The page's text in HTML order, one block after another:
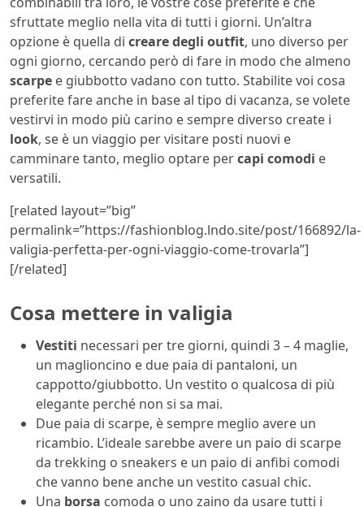
sfruttate meglio nella vita di tutti i giorni. Un’altra
opzione è quella di creare degli outfit, uno diverso per
ogni giorno, cercando però di fare in modo che almeno
scarpe e giubbotto vadano con tutto. Stabilite voi cosa
preferite fare anche in base al tipo di vacanza, se volete
vestirvi in modo più carino e sempre diverso create i
look, se è un viaggio per visitare posti nuovi e
camminare tanto, meglio optare percapi comodi e
versatili.
[related layout=”big”
permalink=”https://fashionblog.lndo.site/post/166892/la-
valigia-perfetta-per-ogni-viaggio-come-trovarla”]
[/related]
Cosa mettere in valigia
Vestiti necessari per tre giorni, quindi 3 – 4 maglie,
un maglioncino e due paia di pantaloni, un
cappotto/giubbotto. Un vestito o qualcosa di più
elegante perché non si sa mai.
Due paia di scarpe, è sempre meglio avere un
ricambio. L’ideale sarebbe avere un paio di scarpe
da trekking o sneakers e un paio di anfibi comodi
che vanno bene anche un vestito casual chic.
Una borsa comoda o uno zaino da usare tutti i